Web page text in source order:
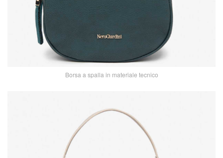
Borsa a spalla in materiale tecnico